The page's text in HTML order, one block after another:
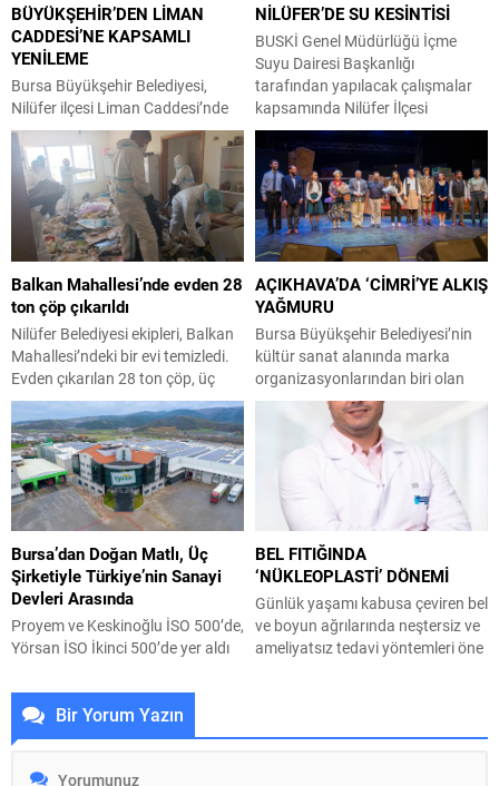
BÜYÜKŞEHİR’DEN LİMAN
CADDESİ’NE KAPSAMLI
YENİLEME
Bursa Büyükşehir Belediyesi,
Nilüfer ilçesi Liman Caddesi’nde
yağmur suyu ve kanalizasyon
hattı çalışmalarını nihayete
erdirerek parke ve asfalt kaplama
sürecine başladı. Büyükşehir
Belediyesi BUSKİ Genel
Müdürlüğü, Nilüfer ilçesi Odunluk
Mahallesi’nde bulunan Liman
Caddesi’nde 400 metrelik
güzergahta yağmur suyu ve
kanalizasyon hattı çalışmalarını
tamamladı. BUSKİ ekipleri,
bölgede altyapıyı güçlendiren
çalışmaların tamamlanması...
NİLÜFER’DE SU KESİNTİSİ
BUSKİ Genel Müdürlüğü İçme
Suyu Dairesi Başkanlığı
tarafından yapılacak çalışmalar
kapsamında Nilüfer İlçesi
Doğanköy Mahallesi ve civarında
06 Ağustos 2026 tarihinde 09:00
– 18:00 saatleri arasında su
kesintisi yapılacaktır.
Vatandaşların tedbirli olması rica
olunur.
Balkan Mahallesi’nde evden 28
ton çöp çıkarıldı
Nilüfer Belediyesi ekipleri, Balkan
Mahallesi’ndeki bir evi temizledi.
Evden çıkarılan 28 ton çöp, üç
kamyona yüklenerek Hamitler
Kent Çöplüğü’ne götürüldü.
Nilüfer Belediyesi ekipleri, Balkan
Mahallesi Turan Haznedaroğlu
Sokak’ta bulunan bir apartman
dairesinden gelen şikâyetleri
değerlendirerek, çöp eve
dönüştürülen adresi temizledi.
Apartman sakinlerinin koku ve
hijyen sorunları nedeniyle yaptığı
bildirimlerin ardından...
AÇIKHAVA’DA ‘CİMRİ’YE ALKIŞ
YAĞMURU
Bursa Büyükşehir Belediyesi’nin
kültür sanat alanında marka
organizasyonlarından biri olan
Uluslararası Bursa Festivali
kapsamında sahnelenen ödüllü
oyun ‘Cimri’, tiyatroseverlerden
tam not aldı. Büyükşehir
Belediyesi adına Bursa Kültür
Sanat ve Turizm Vakfı (BKSTV)
tarafından bu yıl 64’üncüsü
düzenlenen Uluslararası Bursa
Festivali, Bursalıları seçkin kültür
ve sanat etkinlikleriyle
buluşturmaya devam ediyor. Bu...
Bursa’dan Doğan Matlı, Üç
Şirketiyle Türkiye’nin Sanayi
Devleri Arasında
Proyem ve Keskinoğlu İSO 500’de,
Yörsan İSO İkinci 500’de yer aldı
temelleri atılan ve tüm şirketlerinin
merkezi halen Bursa’da olan Matlı
Şirketler Grubu, üç şirketiyle
açıklanan Türkiye’nin en büyük
BEL FITIĞINDA
‘NÜKLEOPLASTİ’ DÖNEMİ
Günlük yaşamı kabusa çeviren bel
ve boyun ağrılarında neştersiz ve
ameliyatsız tedavi yöntemleri öne
Semih Çelik halk arasında yaygın
Bir Yorum Yazın